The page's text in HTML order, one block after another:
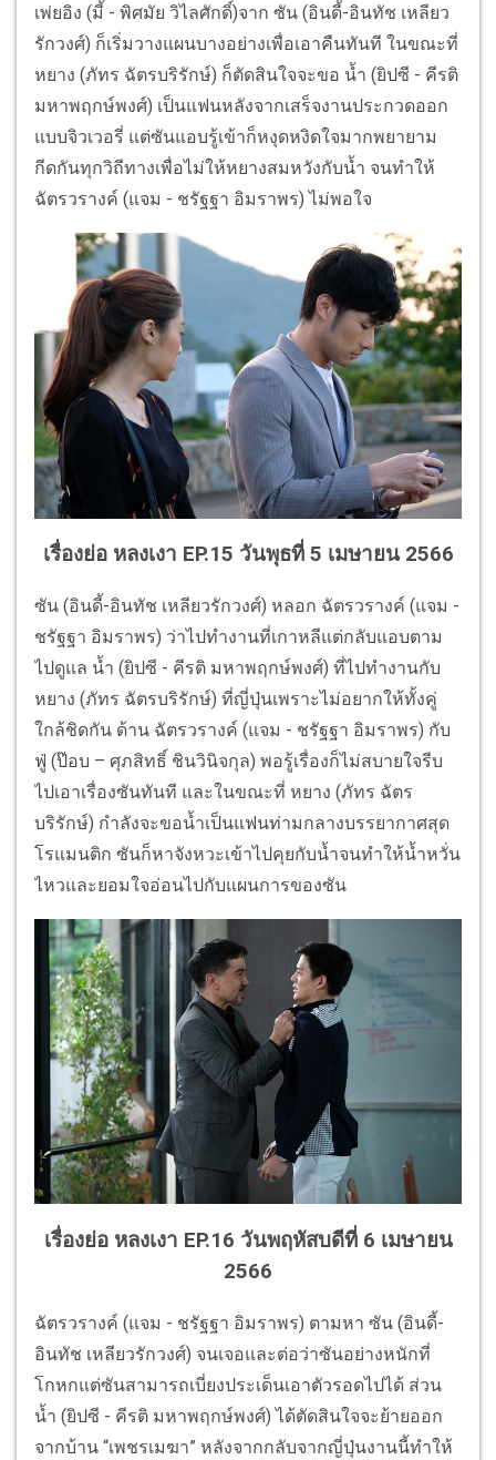
เพ่ยอิง (มี้ - พิศมัย วิไลศักดิ์)จาก ซัน (อินดี้-อินทัช เหลียว
รักวงศ์) ก็เริ่มวางแผนบางอย่างเพื่อเอาคืนทันที ในขณะที่
หยาง (ภัทร ฉัตรบริรักษ์) ก็ตัดสินใจจะขอ น้ำ (ยิปซี - คีรติ
มหาพฤกษ์พงศ์) เป็นแฟนหลังจากเสร็จงานประกวดออก
แบบจิวเวอรี่ แต่ซันแอบรู้เข้าก็หงุดหงิดใจมากพยายาม
กีดกันทุกวิถีทางเพื่อไม่ให้หยางสมหวังกับน้ำ จนทำให้
ฉัตรวรางค์ (แจม - ชรัฐฐา อิมราพร) ไม่พอใจ
เรื่องย่อ หลงเงา EP.15 วันพุธที่ 5 เมษายน 2566
ซัน (อินดี้-อินทัช เหลียวรักวงศ์) หลอก ฉัตรวรางค์ (แจม -
ชรัฐฐา อิมราพร) ว่าไปทำงานที่เกาหลีแต่กลับแอบตาม
ไปดูแล น้ำ (ยิปซี - คีรติ มหาพฤกษ์พงศ์) ที่ไปทำงานกับ
หยาง (ภัทร ฉัตรบริรักษ์) ที่ญี่ปุ่นเพราะไม่อยากให้ทั้งคู่
ใกล้ชิดกัน ด้าน ฉัตรวรางค์ (แจม - ชรัฐฐา อิมราพร) กับ
ฟู่ (ป๊อบ – ศุภสิทธิ์ ชินวินิจกุล) พอรู้เรื่องก็ไม่สบายใจรีบ
ไปเอาเรื่องซันทันที และในขณะที่ หยาง (ภัทร ฉัตร
บริรักษ์) กำลังจะขอน้ำเป็นแฟนท่ามกลางบรรยากาศสุด
โรแมนติก ซันก็หาจังหวะเข้าไปคุยกับน้ำจนทำให้น้ำหวั่น
ไหวและยอมใจอ่อนไปกับแผนการของซัน
เรื่องย่อ หลงเงา EP.16 วันพฤหัสบดีที่ 6 เมษายน
2566
ฉัตรวรางค์ (แจม - ชรัฐฐา อิมราพร) ตามหา ซัน (อินดี้-
อินทัช เหลียวรักวงศ์) จนเจอและต่อว่าซันอย่างหนักที่
โกหกแต่ซันสามารถเบี่ยงประเด็นเอาตัวรอดไปได้ ส่วน
น้ำ (ยิปซี - คีรติ มหาพฤกษ์พงศ์) ได้ตัดสินใจจะย้ายออก
จากบ้าน “เพชรเมฆา” หลังจากกลับจากญี่ปุ่นงานนี้ทำให้